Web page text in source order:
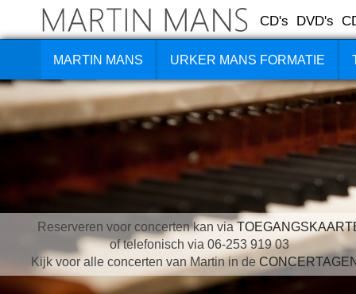
CD's DVD's
MARTIN MANS URKER MANS FORMATIE
Reserveren voor concerten kan via
of telefonisch via 06-253 919 03
Kijk voor alle concerten van Martin in de